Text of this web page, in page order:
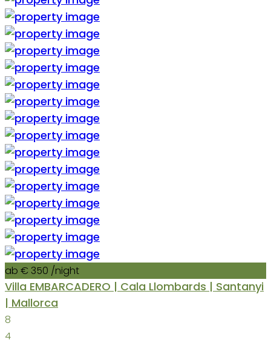
ab € 350 /night
Villa EMBARCADERO | Cala Llombards | Santanyi
| Mallorca
8
4